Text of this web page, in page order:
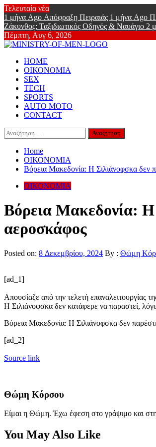
Skip
to
content
Τελευταία νέα
1 μήνα Ago Απόφραξη Πειραιάς 1 μήνα Ago
Ζάκυνθος: Ταξιδιωτικός Οδηγός & Ναυάγιο 2
Πέμπτη, Αυγ 6, 2026
Online Lifestyle περιοδικό για Aνδρες
Primary
Menu
HOME
ΟΙΚΟΝΟΜΙΑ
SEX
TECH
SPORTS
AUTO MOTO
CONTACT
Αναζήτηση
για:
Home
ΟΙΚΟΝΟΜΙΑ
Βόρεια Μακεδονία: Η Σιλιάνοφσκα δεν
ΟΙΚΟΝΟΜΙΑ
Βόρεια Μακεδονία: Η
αεροσκάφος
Posted on: 8 Δεκεμβρίου, 2024 By : Θώμη
[ad_1]
Απουσίαζε από την τελετή επαναλειτουργίας
Η Σιλιάνοφσκα δεν κατάφερε να παραστεί,
Βόρεια Μακεδονία: Η Σιλιάνοφσκα δεν
[ad_2]
Source link
Θώμη Κόρσου
Είμαι η Θώμη. Έχω έφεση στο γράψιμο και
You May Also Like